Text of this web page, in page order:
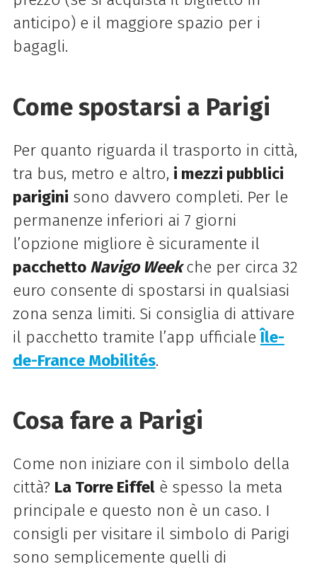
anticipo) e il maggiore spazio per i
bagagli.
Come spostarsi a Parigi
Per quanto riguarda il trasporto in città,
tra bus, metro e altro, i mezzi pubblici
parigini sono davvero completi. Per le
permanenze inferiori ai 7 giorni
l’opzione migliore è sicuramente il
pacchetto Navigo Weekche per circa 32
euro consente di spostarsi in qualsiasi
zona senza limiti. Si consiglia di attivare
il pacchetto tramite l’app ufficialeÎle-
de-France Mobilités.
Cosa fare a Parigi
Come non iniziare con il simbolo della
città? La Torre Eiffelè spesso la meta
principale e questo non è un caso. I
consigli per visitare il simbolo di Parigi
sono semplicemente quelli di